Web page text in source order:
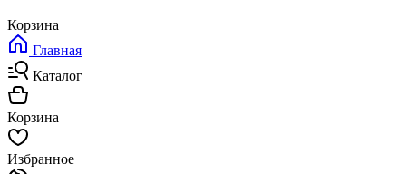
Корзина
Главная
Каталог
Корзина
Избранное